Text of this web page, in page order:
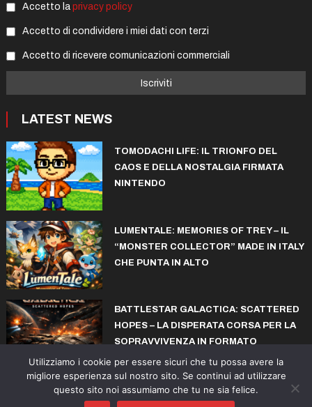
Accetto la privacy policy
Accetto di condividere i miei dati con terzi
Accetto di ricevere comunicazioni commerciali
LATEST NEWS
TOMODACHI LIFE: IL TRIONFO DEL
CAOS E DELLA NOSTALGIA FIRMATA
NINTENDO
LUMENTALE: MEMORIES OF TREY – IL
“MONSTER COLLECTOR” MADE IN ITALY
CHE PUNTA IN ALTO
BATTLESTAR GALACTICA: SCATTERED
HOPES – LA DISPERATA CORSA PER LA
SOPRAVVIVENZA IN FORMATO
ROGUELITE
© copyright iconiks.net 2015-2026
Utilizziamo i cookie per essere sicuri che tu possa avere la
migliore esperienza sul nostro sito. Se continui ad utilizzare
questo sito noi assumiamo che tu ne sia felice.